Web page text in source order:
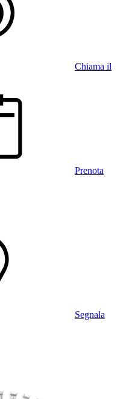
Chiama il
Prenota
Segnala